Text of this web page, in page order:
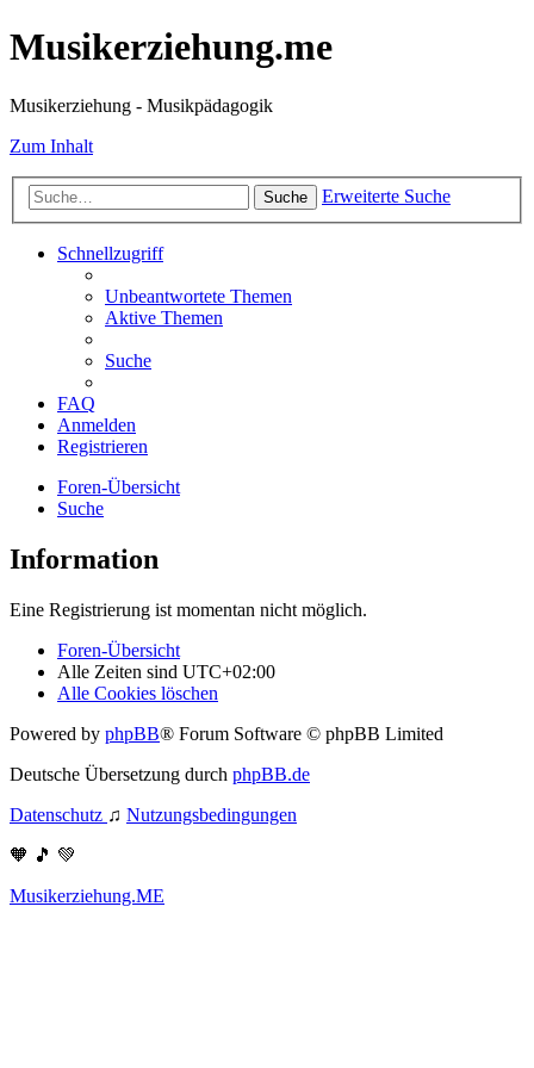
Musikerziehung.me
Musikerziehung - Musikpädagogik
Zum Inhalt
Suche Erweiterte Suche
Schnellzugriff
Unbeantwortete Themen
Aktive Themen
Suche
FAQ
Anmelden
Registrieren
Foren-Übersicht
Suche
Information
Eine Registrierung ist momentan nicht möglich.
Foren-Übersicht
Alle Zeiten sind UTC+02:00
Alle Cookies löschen
Powered by phpBB® Forum Software © phpBB Limited
Deutsche Übersetzung durch phpBB.de
Datenschutz ♫ Nutzungsbedingungen
🧡 🎵 💚
Musikerziehung.ME